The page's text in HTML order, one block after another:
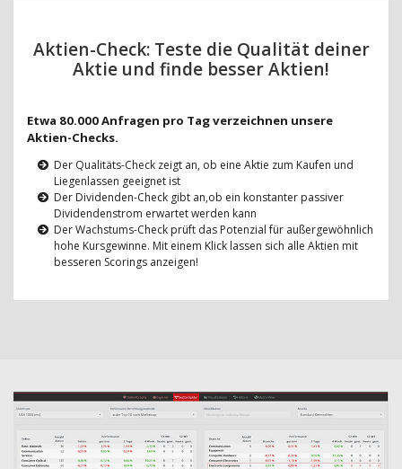
Aktien-Check: Teste die Qualität deiner
Aktie und finde besser Aktien!
Etwa 80.000 Anfragen pro Tag verzeichnen unsere
Aktien-Checks.
Der Qualitäts-Check zeigt an, ob eine Aktie zum Kaufen und
Liegenlassen geeignet ist
Der Dividenden-Check gibt an,ob ein konstanter passiver
Dividendenstrom erwartet werden kann
Der Wachstums-Check prüft das Potenzial für außergewöhnlich
hohe Kursgewinne. Mit einem Klick lassen sich alle Aktien mit
besseren Scorings anzeigen!